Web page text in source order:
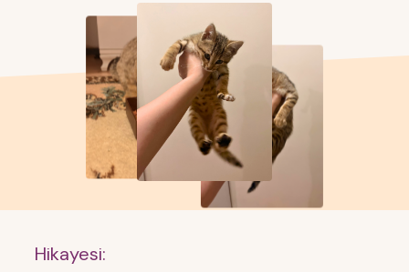
Hikayesi: